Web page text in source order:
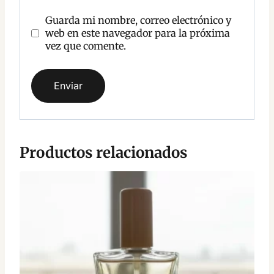
Guarda mi nombre, correo electrónico y
web en este navegador para la próxima
vez que comente.
Productos relacionados